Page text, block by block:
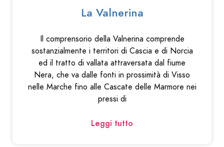
La Valnerina
Il comprensorio della Valnerina comprende
sostanzialmente i territori di Cascia e di Norcia
ed il tratto di vallata attraversata dal fiume
Nera, che va dalle fonti in prossimità di Visso
nelle Marche fino alle Cascate delle Marmore nei
pressi di
Leggi tutto